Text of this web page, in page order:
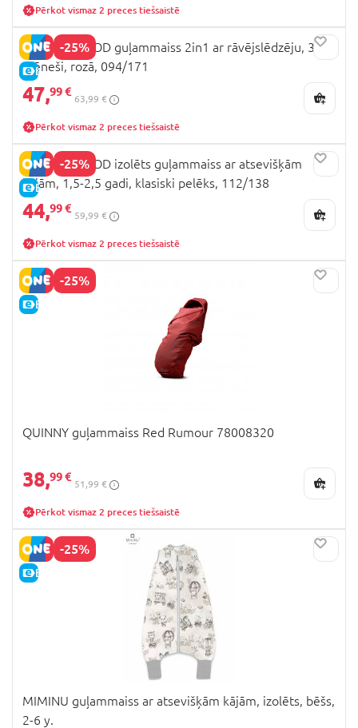
Pērkot vismaz 2 preces tiešsaistē
-25%
E-CENA
MOTHERHOOD guļammaiss 2in1 ar rāvējslēdzēju, 3-18
mēneši, rozā, 094/171
47,99 €
63,99 €
Pērkot vismaz 2 preces tiešsaistē
-25%
E-CENA
MOTHERHOOD izolēts guļammaiss ar atsevišķām
kājām, 1,5-2,5 gadi, klasiski pelēks, 112/138
44,99 €
59,99 €
Pērkot vismaz 2 preces tiešsaistē
-25%
E-CENA
QUINNY guļammaiss Red Rumour 78008320
38,99 €
51,99 €
Pērkot vismaz 2 preces tiešsaistē
-25%
E-CENA
MIMINU guļammaiss ar atsevišķām kājām, izolēts, bēšs,
2-6 y.